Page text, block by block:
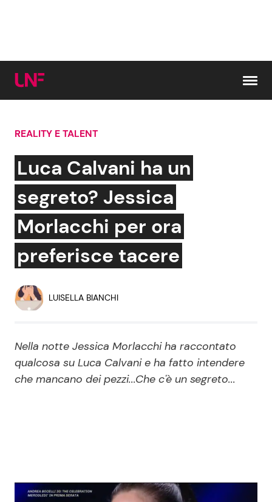
Cerca:
News e Cronaca
Attualità Italiana
Dal Mondo
Economia
Politica
Gossip e TV
Bellezze VIP
Reality e Talent
Soap Opera
News Musica
REALITY E TALENT
Luca Calvani ha un
segreto? Jessica
Morlacchi per ora
preferisce tacere
LUISELLA BIANCHI
Nella notte Jessica Morlacchi ha raccontato
qualcosa su Luca Calvani e ha fatto intendere
che mancano dei pezzi...Che c'è un segreto...